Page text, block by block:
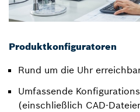
Produktkonfiguratoren
Rund um die Uhr
Umfassende
(einschließlich CAD-